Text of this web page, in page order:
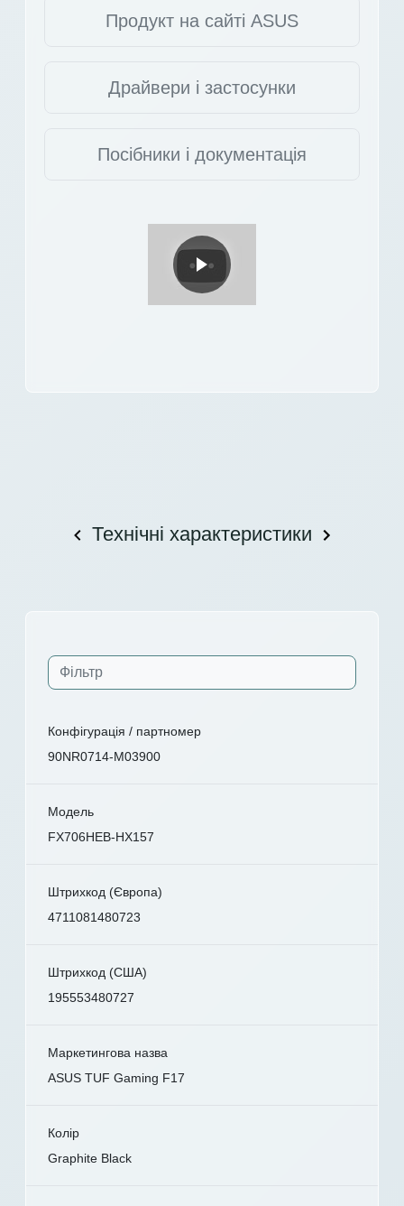
Продукт на сайті ASUS
Драйвери і застосунки
Посібники і документація
Технічні характеристики
Конфігурація / партномер
90NR0714-M03900
Модель
FX706HEB-HX157
Штрихкод (Європа)
4711081480723
Штрихкод (США)
195553480727
Маркетингова назва
ASUS TUF Gaming F17
Колір
Graphite Black